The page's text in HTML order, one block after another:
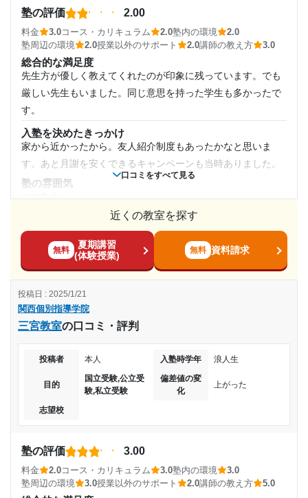
も高く、説明が丁寧で分かりやすい講師が多かった。
塾内の環境
清潔感もあり、感染症対策も徹底されていた。自習室がオー
プンで広く、いつでも講師に相談ができた。
塾周辺の環境
駅から近くコンビニやカフェも多かったので、気分転換も良
くできた。再開発も行われており、より良い環境になると思
授業以外のサポート
(相談・面談、家庭学習のサポート、授業以外のコミュニケーション等)
つきっきりでサポートしていただいたおかげで、不安な点も
すぐに解消できた。コミュニケーションを取るのが上手い講
通塾期間
2019年10月〜2023年3月(3年6ヶ月)
入塾時の学年
中学3年
受講コース
1日あたりの授業時間
口コミをすべて見る
塾の評価 2.00
料金 3.0コース・カリキュラム 2.0塾内の環境
2.0
塾周辺の環境
2.0授業以外のサポート 2.0講師の教え方 3.0
総合的な満足度
先生方が優しく教えてくれたのが印象に残っています。でも
厳しい先生もいました。同じ意思を持った学生も多かったで
す。
入塾を決めたきっかけ
家から近かったから。友人紹介制度もあったかなと思いま
す。あと月謝を安くできるキャンペーンも当時ありました。
塾の雰囲気
安くもなく高くもなくという印象です。でもテキストはもの
すごく高かったです。使わないものでも買わされて不満でし
た。
コースについては覚えていません。中学受験コース、高校受
験コース、大学受験コースがありました。夏期講習は高かっ
たです。
親身になって教えてくれました。時には面白おかしく冗談を
言い合いあったり、楽しかった思い出です。少し厳しすぎる
教師もいました。
塾内の環境
か変えてくれず薄暗い中で勉強してました。意味わからない
です。
塾周辺の環境
近くの教室を探す
無料
夏期講習
(体験授業)
無料 資料請求
関西個別指導学院
三宮教室の口コミ・評判
投稿日 : 2025/1/21
投稿者 本人 入塾時学年 浪人生
目的
国立受験,公立受
験,私立受験
偏差値の変
化
上がった
志望校
塾の評価 3.00
料金 2.0コース・カリキュラム 3.0塾内の環境
3.0
塾周辺の環境
3.0授業以外のサポート 2.0講師の教え方 5.0